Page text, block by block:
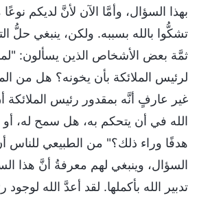
بهذا السؤال، وأمَّا الآن لأنَّ لديكم
تشكُّوا بالله بسببه. ولكن، ينبغي حلُّ
ثمَّة بعض الأشخاص الذين يسألون:
لرئيس الملائكة بأن يخونه؟ هل من
غير عارفٍ أنَّه بمقدور رئيس
الله في أن يتحكم به، هل سمح له،
هدفًا وراء ذلك؟" من الطبيعي للناس
السؤال، وينبغي لهم معرفةُ أنَّ هذا
تدبير الله بأكملها. لقد أعدَّ الله